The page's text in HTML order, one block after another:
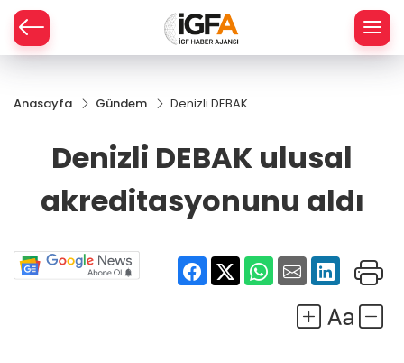
Anasayfa Gündem
Denizli DEBAK
aldı
Denizli DEBAK ulusal
akreditasyonunu aldı